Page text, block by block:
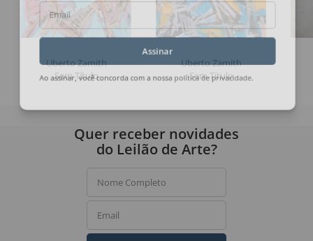
Uberto Zamith
Sem Título
Uberto Zamith
Sem Título
Email
Quer receber novidades
do Leilão de Arte?
Nome Completo
Email